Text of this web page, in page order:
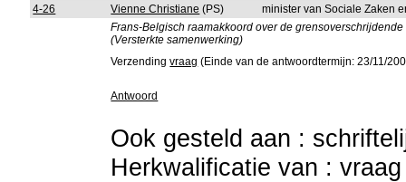
4-26 Vienne Christiane (PS)
minister van Sociale Zaken
Frans-Belgisch raamakkoord over de
(Versterkte samenwerking)
Verzendingvraag (Einde van de antwoordtermijn: 23/11/
Antwoord
Ook gesteld aan :
Herkwalificatie van :